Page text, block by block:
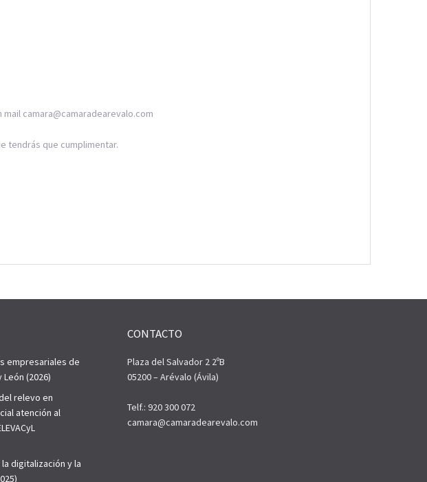
camara@camaradearevalo.com
tendrás que cumplimentar.
empresariales de
(2026)
relevo en
atención al
digitalización y la
CONTACTO
Plaza del Salvador 2 2ºB
05200 – Arévalo (Ávila)
Telf.: 920 300 072
camara@camaradearevalo.com